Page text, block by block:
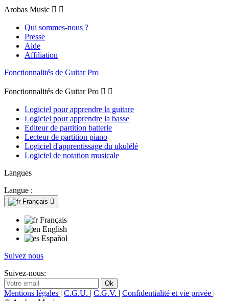
Arobas Music  
Qui sommes-nous ?
Presse
Aide
Affiliation
Fonctionnalités de Guitar Pro
Fonctionnalités de Guitar Pro  
Logiciel pour apprendre la guitare
Logiciel pour apprendre la basse
Editeur de partition batterie
Lecteur de partition piano
Logiciel d'apprentissage du ukulélé
Logiciel de notation musicale
Langues
Langue :
Français 
Français
English
Español
Suivez nous
Suivez-nous:
Mentions légales | C.G.U. | C.G.V. | Confidentialité et vie privée |